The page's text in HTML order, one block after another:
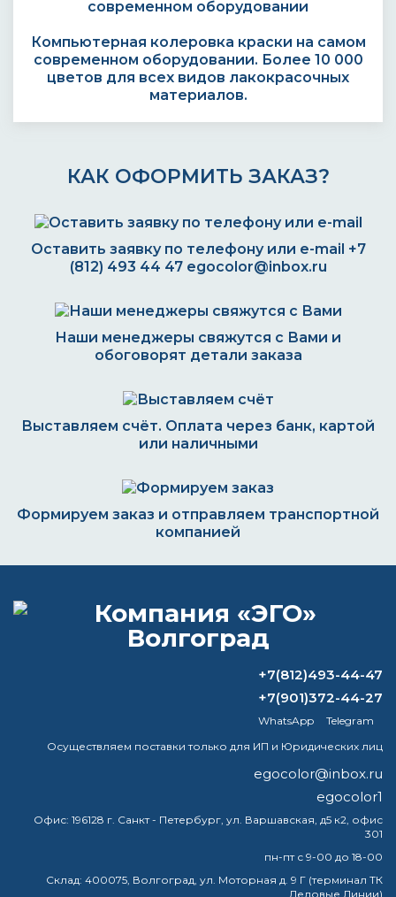
Компьютерная колеровка краски на самом
современном оборудовании. Более 10 000
цветов для всех видов лакокрасочных
материалов.
КАК ОФОРМИТЬ ЗАКАЗ?
Оставить заявку по телефону или e-mail +7
(812) 493 44 47 egocolor@inbox.ru
Наши менеджеры свяжутся с Вами и
обоговорят детали заказа
Выставляем счёт. Оплата через банк, картой
или наличными
Формируем заказ и отправляем транспортной
компанией
ВОПРОС-ОТВЕТ
Какая краска лучше для стен,
полиуретановой краской?
водонепроницаемые?
+7(812)493-44-47
+7(901)372-44-27
WhatsApp
Telegram
Осуществляем поставки только для ИП и Юридических лиц
egocolor@inbox.ru
egocolor1
Офис: 196128 г. Санкт - Петербург, ул. Варшавская, д5 к2, офис
301
пн-пт с 9-00 до 18-00
Склад: 400075, Волгоград, ул. Моторная д. 9 Г (терминал ТК
Деловые Линии)